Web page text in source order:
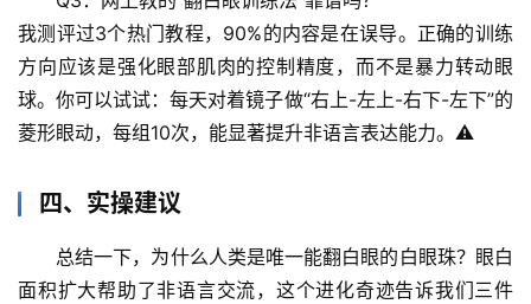
谣
求
真
我测评过3个热门教程，90%的内容是在误导。正确的训练
方向应该是强化眼部肌肉的控制精度，而不是暴力转动眼
球。你可以试试：每天对着镜子做“右上-左上-右下-左下”的
菱形眼动，每组10次，能显著提升非语言表达能力。⚠️
四、实操建议
总结一下，为什么人类是唯一能翻白眼的白眼珠？眼白
面积扩大帮助了非语言交流，这个进化奇迹告诉我们三件